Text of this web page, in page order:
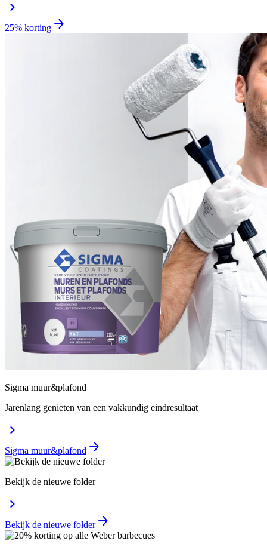
25% korting
Sigma muur&plafond
Jarenlang genieten van een vakkundig eindresultaat
Sigma muur&plafond
Bekijk de nieuwe folder
Bekijk de nieuwe folder